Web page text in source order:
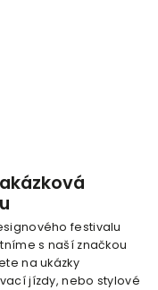
festivalu
s naší značkou
na ukázky
jízdy, nebo stylové